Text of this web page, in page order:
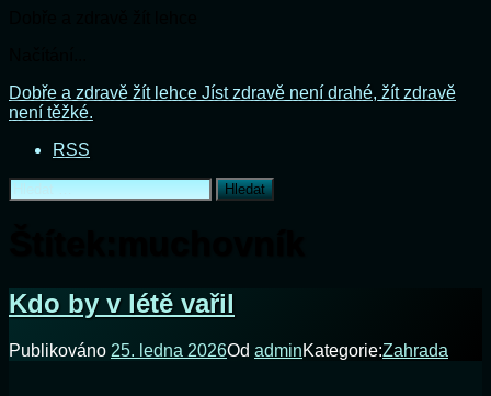
Přejít
k
webu
Dobře a zdravě žít lehce Jíst zdravě není drahé, žít zdravě
není těžké.
RSS
Vyhledávání
Kdo by v létě vařil
Publikováno 25. ledna 2026Od adminKategorie:Zahrada